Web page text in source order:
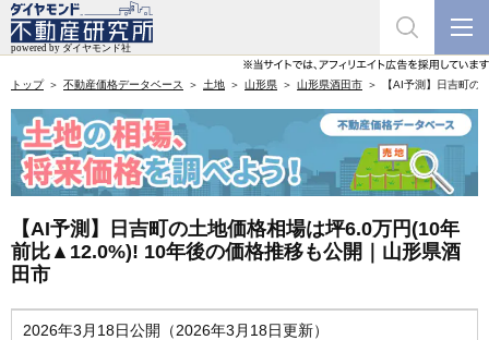
トップ 不動産価格データベース 土地 山形県 山形県酒田市 【AI予測】日吉町
【AI予測】日吉町の土地価格相場は坪6.0万円(10年
前比▲12.0%)! 10年後の価格推移も公開｜山形県酒
田市
2026年3月18日公開（2026年3月18日更新）